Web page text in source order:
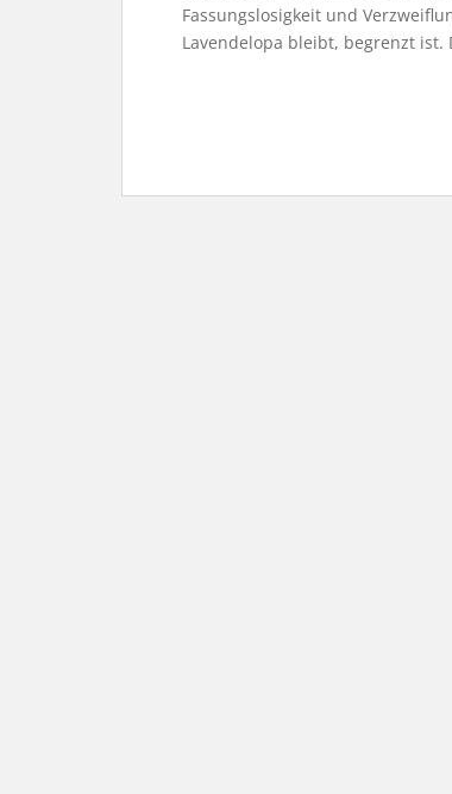
Fassungslosigkeit und
Lavendelopa bleibt, begrenzt ist.